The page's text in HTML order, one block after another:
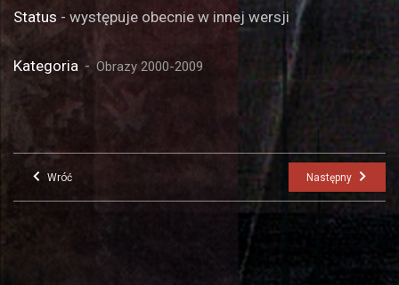
Status - występuje obecnie w innej wersji
Kategoria Obrazy 2000-2009
Wróć Następny